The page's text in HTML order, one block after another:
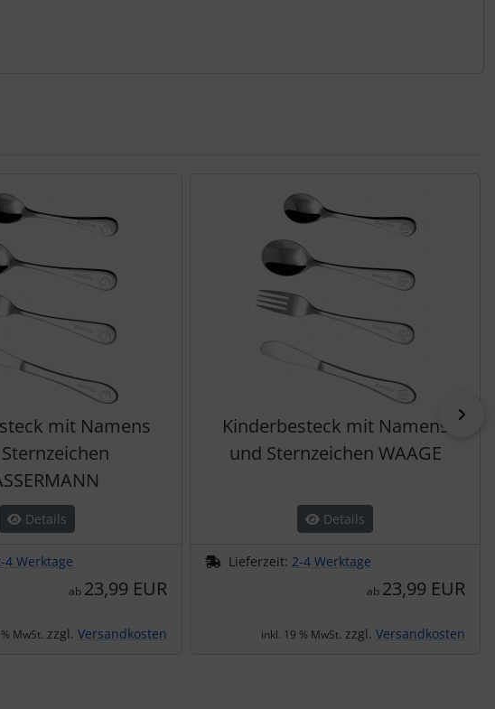
mit Namens
Details
4 Werktage
ab 23,99 EUR
MwSt. zzgl. Versandkosten
Kinderbesteck mit Namens
und Sternzeichen WAAGE
Details
Lieferzeit: 2-4 Werktage
ab 23,99 EUR
inkl. 19 % MwSt. zzgl. Versandkosten